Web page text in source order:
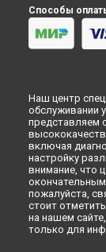
Zanussi в
Замена
Zanussi в
Zanussi в
Замена
Zanussi в
Замена
Zanussi в
Замена
Zanussi в
Замена
Zanussi в
Способы
Наш центр
обслуживании
представляем
включая
настройку
внимание, что
пожалуйста,
стоит
на нашем
только для